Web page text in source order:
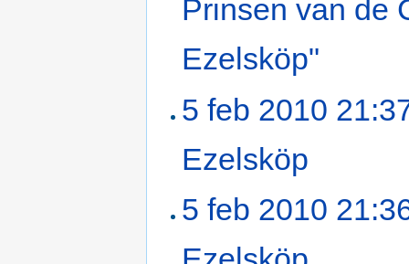
Prinsen van de
Ezelsköp"
5 feb 2010
Ezelsköp
5 feb 2010